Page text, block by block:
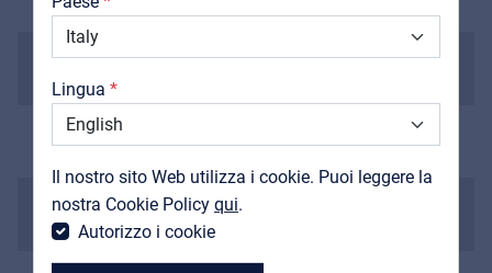
Lingua
Il nostro sito Web utilizza i cookie. Puoi leggere la
nostra Cookie Policy qui.
Autorizzo i cookie
Downloads
Cataloghi
Support
MyFrenex
Scala
628 mm
Radius
Nut
43 mm